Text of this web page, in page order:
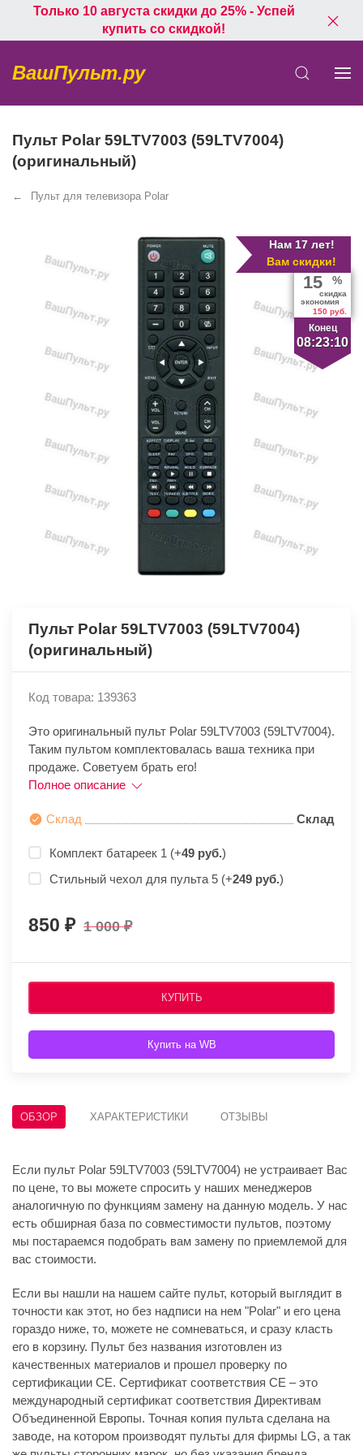
Только 10 августа скидки до 25% - Успей
купить со скидкой!
ВашПульт.ру
Пульт Polar 59LTV7003 (59LTV7004)
(оригинальный)
Пульт для телевизора Polar
Нам 17 лет!
Вам скидки!
Конец
08:23:10
15 %
скидка
экономия
150 руб.
Пульт Polar 59LTV7003 (59LTV7004)
(оригинальный)
Код товара: 139363
Это оригинальный пульт Polar 59LTV7003 (59LTV7004).
Таким пультом комплектовалась ваша техника при
продаже. Советуем брать его!
Полное описание
Склад Склад
Комплект батареек 1 (+49 руб.)
Стильный чехол для пульта 5 (+249 руб.)
850 1 000
КУПИТЬ
Купить на WB
ОБЗОР ХАРАКТЕРИСТИКИ ОТЗЫВЫ
Если пульт Polar 59LTV7003 (59LTV7004) не устраивает Вас
по цене, то вы можете спросить у наших менеджеров
аналогичную по функциям замену на данную модель. У нас
есть обширная база по совместимости пультов, поэтому
мы постараемся подобрать вам замену по приемлемой для
вас стоимости.
Если вы нашли на нашем сайте пульт, который выглядит в
точности как этот, но без надписи на нем "Polar" и его цена
гораздо ниже, то, можете не сомневаться, и сразу класть
его в корзину. Пульт без названия изготовлен из
качественных материалов и прошел проверку по
сертификации CE. Сертификат соответствия СЕ – это
международный сертификат соответствия Директивам
Объединенной Европы. Точная копия пульта сделана на
заводе, на котором производят пульты для фирмы LG, а так